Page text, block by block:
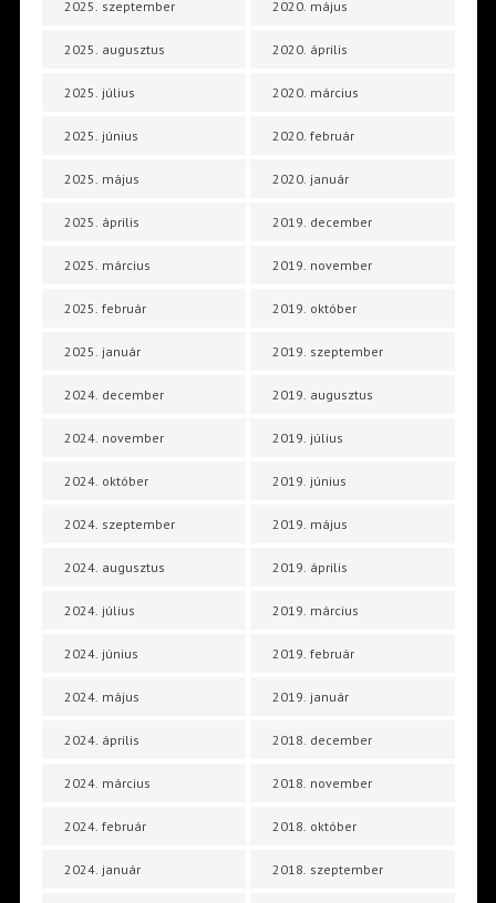
2025. szeptember
2025. augusztus
2025. július
2025. június
2025. május
2025. április
2025. március
2025. február
2025. január
2024. december
2024. november
2024. október
2024. szeptember
2024. augusztus
2024. július
2024. június
2024. május
2024. április
2024. március
2024. február
2024. január
2020. május
2020. április
2020. március
2020. február
2020. január
2019. december
2019. november
2019. október
2019. szeptember
2019. augusztus
2019. július
2019. június
2019. május
2019. április
2019. március
2019. február
2019. január
2018. december
2018. november
2018. október
2018. szeptember